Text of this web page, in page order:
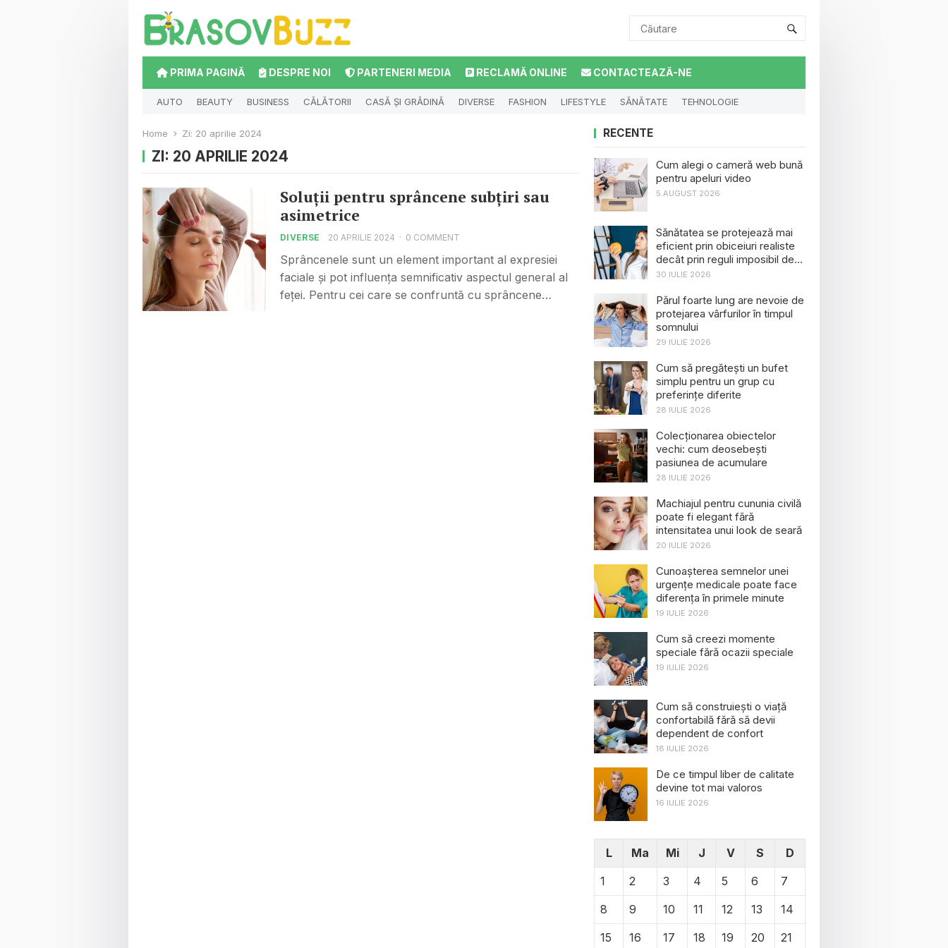
PRIMA PAGINĂ DESPRE NOI PARTENERI MEDIA RECLAMĂ ONLINE CONTACTEAZĂ-NE
AUTO BEAUTY BUSINESS CĂLĂTORII CASĂ ȘI GRĂDINĂ DIVERSE FASHION LIFESTYLE SĂNĂTATE TEHNOLOGIE
Home Zi: 20 aprilie 2024
ZI: 20 APRILIE 2024
Soluții pentru sprâncene subțiri sau
asimetrice
DIVERSE 20 APRILIE 2024 · 0 COMMENT
Sprâncenele sunt un element important al expresiei
faciale și pot influența semnificativ aspectul general al
feței. Pentru cei care se confruntă cu sprâncene…
RECENTE
Cum alegi o cameră web bună
pentru apeluri video
5 AUGUST 2026
Sănătatea se protejează mai
eficient prin obiceiuri realiste
decât prin reguli imposibil de
menținut
30 IULIE 2026
Părul foarte lung are nevoie de
protejarea vârfurilor în timpul
somnului
29 IULIE 2026
Cum să pregătești un bufet
simplu pentru un grup cu
preferințe diferite
28 IULIE 2026
Colecționarea obiectelor
vechi: cum deosebești
pasiunea de acumulare
28 IULIE 2026
Machiajul pentru cununia civilă
poate fi elegant fără
intensitatea unui look de seară
20 IULIE 2026
Cunoașterea semnelor unei
urgențe medicale poate face
diferența în primele minute
19 IULIE 2026
Cum să creezi momente
speciale fără ocazii speciale
19 IULIE 2026
Cum să construiești o viață
confortabilă fără să devii
dependent de confort
18 IULIE 2026
De ce timpul liber de calitate
devine tot mai valoros
16 IULIE 2026
L Ma Mi J V S
D
1
2 3 4 5 6
7
8
9 10 11 12 13
14
15
16 17 18 19 20 21